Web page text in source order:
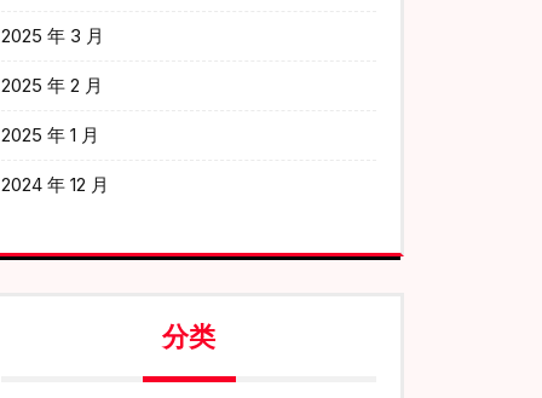
2025 年 3 月
2025 年 2 月
2025 年 1 月
2024 年 12 月
分类